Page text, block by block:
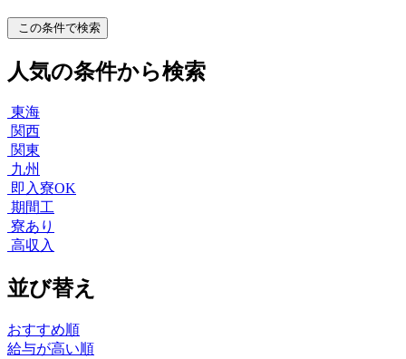
この条件で検索
人気の条件から検索
東海
関西
関東
九州
即入寮OK
期間工
寮あり
高収入
並び替え
おすすめ順
給与が高い順